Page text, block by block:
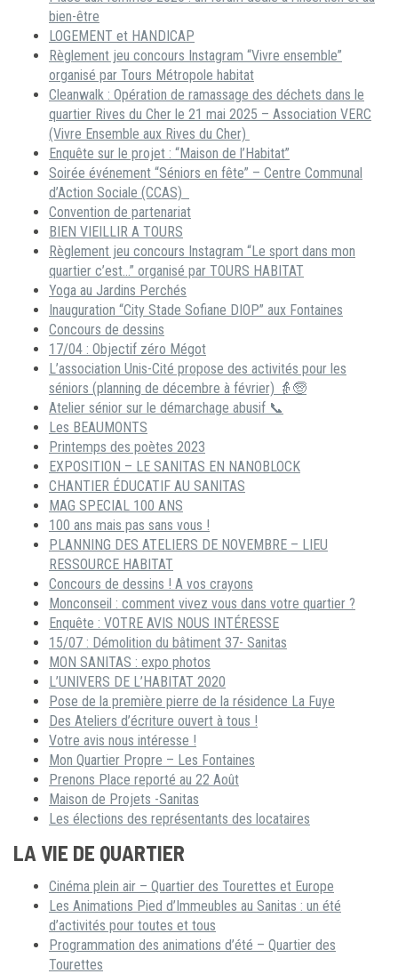
bien-être
LOGEMENT et HANDICAP
Règlement jeu concours Instagram “Vivre ensemble”
organisé par Tours Métropole habitat
Cleanwalk : Opération de ramassage des déchets dans le
quartier Rives du Cher le 21 mai 2025 – Association VERC
(Vivre Ensemble aux Rives du Cher)
Enquête sur le projet : “Maison de l’Habitat”
Soirée événement “Séniors en fête” – Centre Communal
d’Action Sociale (CCAS)
Convention de partenariat
BIEN VIEILLIR A TOURS
Règlement jeu concours Instagram “Le sport dans mon
quartier c’est…” organisé par TOURS HABITAT
Yoga au Jardins Perchés
Inauguration “City Stade Sofiane DIOP” aux Fontaines
Concours de dessins
17/04 : Objectif zéro Mégot
L’association Unis-Cité propose des activités pour les
séniors (planning de décembre à février) 👵🧓
Atelier sénior sur le démarchage abusif 📞
Les BEAUMONTS
Printemps des poètes 2023
EXPOSITION – LE SANITAS EN NANOBLOCK
CHANTIER ÉDUCATIF AU SANITAS
MAG SPECIAL 100 ANS
100 ans mais pas sans vous !
PLANNING DES ATELIERS DE NOVEMBRE – LIEU
RESSOURCE HABITAT
Concours de dessins ! A vos crayons
Monconseil : comment vivez vous dans votre quartier ?
Enquête : VOTRE AVIS NOUS INTÉRESSE
15/07 : Démolition du bâtiment 37- Sanitas
MON SANITAS : expo photos
L’UNIVERS DE L’HABITAT 2020
Pose de la première pierre de la résidence La Fuye
Des Ateliers d’écriture ouvert à tous !
Votre avis nous intéresse !
Mon Quartier Propre – Les Fontaines
Prenons Place reporté au 22 Août
Maison de Projets -Sanitas
Les élections des représentants des locataires
LA VIE DE QUARTIER
Cinéma plein air – Quartier des Tourettes et Europe
Les Animations Pied d’Immeubles au Sanitas : un été
d’activités pour toutes et tous
Programmation des animations d’été – Quartier des
Tourettes